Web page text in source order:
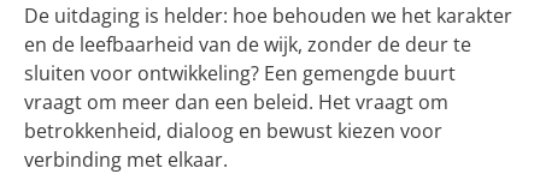
De uitdaging is helder: hoe behouden we het karakter
en de leefbaarheid van de wijk, zonder de deur te
sluiten voor ontwikkeling? Een gemengde buurt
vraagt om meer dan een beleid. Het vraagt om
betrokkenheid, dialoog en bewust kiezen voor
verbinding met elkaar.